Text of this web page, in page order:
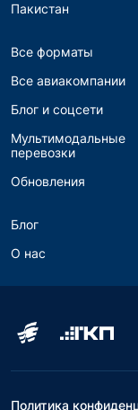
Пакистан
Все форматы
Все авиакомпании
Блог и соцсети
Мультимодальные
перевозки
Обновления
Блог
О нас
Политика